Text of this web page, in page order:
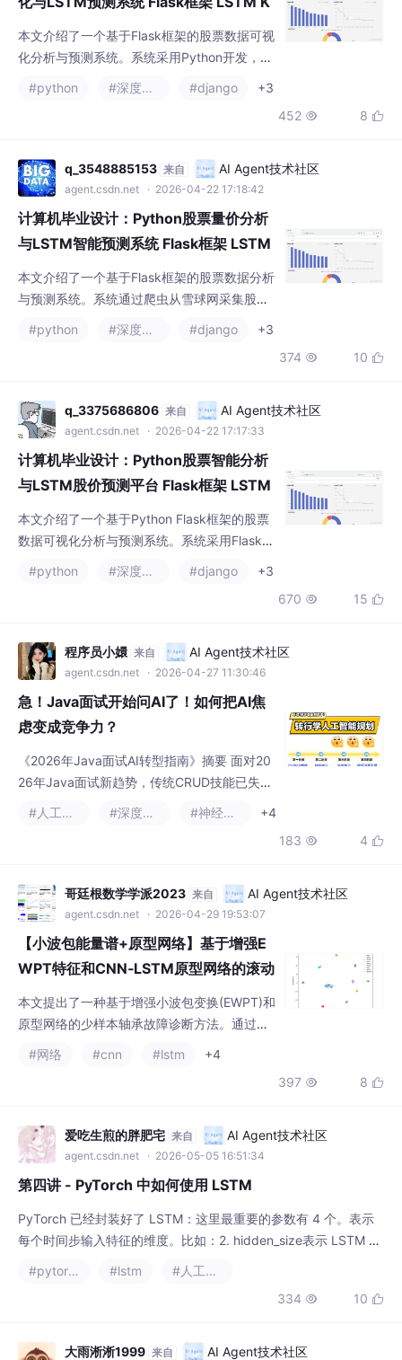
eras 数据分析 可视化 深度学习 大数据
爬虫（建议收藏）✅
本文介绍了一个基于Flask框架的股票数据可视
化分析与预测系统。系统采用Python开发，通
过爬虫从雪球网采集股票数据，运用LSTM算
法结合Keras神经网络进行股价预测，前端使
间占比环形图展示、股价与成交量散点图分
析、股票数据查询中心、基于LSTM的股价预
测、后台数据管理（含19万条历史数据）以及
用户注册登录
#python #深度学习 #django
+3
452  8 
q_3548885153 来自 AI Agent技术社区
agent.csdn.net · 2026-04-22 17:18:42
计算机毕业设计：Python股票量价分析
与LSTM智能预测系统 Flask框架 LSTM
Keras 数据分析 可视化 深度学习 大数据
爬虫（建议收藏）✅
本文介绍了一个基于Flask框架的股票数据分析
与预测系统。系统通过爬虫从雪球网采集股票
数据，运用LSTM深度学习算法进行股价预
测，并实现多维可视化分析。核心功能包括：
呈现；股票数据中心支持多维度指标查询；基
于LSTM的股价预测模块可输出未来价格趋
势；后台管理系统实现对19万条历史数据的高
效维护。系统采用Python
#python #深度学习 #django
+3
374  10 
q_3375686806 来自 AI Agent技术社区
agent.csdn.net · 2026-04-22 17:17:33
计算机毕业设计：Python股票智能分析
与LSTM股价预测平台 Flask框架 LSTM
Keras 数据分析 可视化 深度学习 大数据
爬虫（建议收藏）✅
本文介绍了一个基于Python Flask框架的股票
数据可视化分析与预测系统。系统采用Flask搭
建后端，通过requests爬虫从雪球网获取股票
数据，运用LSTM算法和Keras神经网络进行股
柱状图/折线图展示；股价区间占比环形图分
析；股价与成交量散点图；股票数据查询中
心；基于LSTM的股价预测（可显示未
#python #深度学习 #django
+3
670  15 
程序员小嬛 来自 AI Agent技术社区
agent.csdn.net · 2026-04-27 11:30:46
急！Java面试开始问AI了！如何把AI焦
虑变成竞争力？
《2026年Java面试AI转型指南》摘要 面对20
26年Java面试新趋势，传统CRUD技能已失去
竞争力。本文揭示三大关键变化： 企业转向筛
AI应用场景和项目包装技巧 训练营提供实操解
决方案： 两天速成AI赋能方法论 简历诊断+面
试话术模板
#人工智能 #深度学习 #神经网络
+4
183  4 
哥廷根数学学派2023 来自 AI Agent技术社区
agent.csdn.net · 2026-04-29 19:53:07
【小波包能量谱+原型网络】基于增强E
WPT特征和CNN‑LSTM原型网络的滚动
轴承故障诊断（PyTorch)
本文提出了一种基于增强小波包变换(EWPT)和
原型网络的少样本轴承故障诊断方法。通过三
承故障状态，具有特征维度低、训练效率高的
特点，适用于工程实践中标注数据稀缺的场
景。实验表明，该框架在损失函数收敛、验证
准确率等
#网络 #cnn #lstm
+4
397  8 
爱吃生煎的胖肥宅 来自 AI Agent技术社区
agent.csdn.net · 2026-05-05 16:51:34
第四讲 - PyTorch 中如何使用 LSTM
PyTorch 已经封装好了 LSTM：这里最重要的参数有 4 个。表示
每个时间步输入特征的维度。比如：2. hidden_size表示 LSTM 隐
示。如果输入是：其中：那么输出是：3. num_layers表示 LSTM
堆叠几层。表示单层 LSTM。表示两层 LSTM。一般建议：4. bat
#pytorch #lstm
#人工智能
334  10 
大雨淅淅1999 来自 AI Agent技术社区